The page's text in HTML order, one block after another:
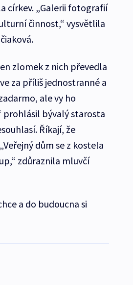
církev. „Galerii fotografií
činnost,“ vysvětlila
zlomek z nich převedla
za příliš jednostranné a
ale vy ho
prohlásil bývalý starosta
Říkají, že
dům se z kostela
zdůraznila mluvčí
a do budoucna si